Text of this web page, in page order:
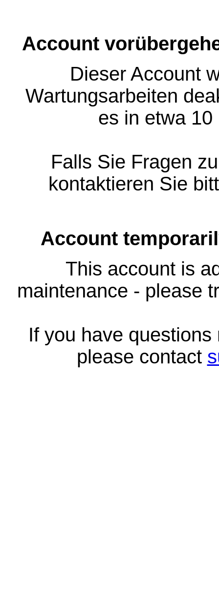
Account
Dieser Account
Wartungsarbeiten
es in etwa
Falls Sie Fragen
kontaktieren Sie
Account
This account is
maintenance - please
If you have
please contact